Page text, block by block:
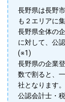
長野県は長野
も２エリアに
長野県全体の
に対して、公
(※1)
長野県の企業
数で割ると、
社となります。
公認会計士・